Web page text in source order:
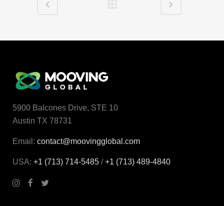
5900 Balcones Drive, STE 10
Austin TX 78731
Email: contact@moovingglobal.com
USA: +1 (713) 714-5485 /+1 (713) 489‑4840